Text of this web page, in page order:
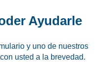
Ayudarle
y uno de nuestros
usted a la brevedad.